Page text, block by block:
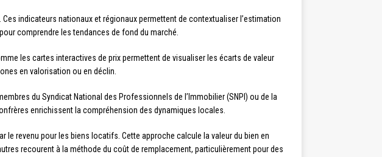
indicateurs nationaux et régionaux permettent de contextualiser l’estimation
comprendre les tendances de fond du marché.
les cartes interactives de prix permettent de visualiser les écarts de valeur
en valorisation ou en déclin.
du Syndicat National des Professionnels de l’Immobilier (SNPI) ou de la
enrichissent la compréhension des dynamiques locales.
revenu pour les biens locatifs. Cette approche calcule la valeur du bien en
recourent à la méthode du coût de remplacement, particulièrement pour des